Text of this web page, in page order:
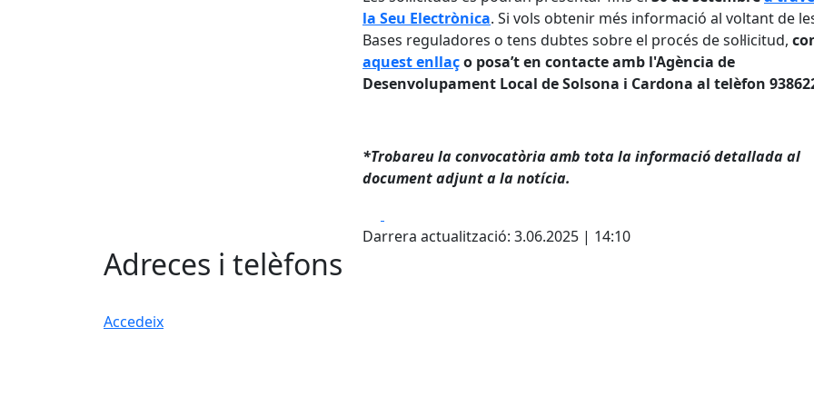
la Seu Electrònica. Si vols obtenir més informació al voltant de
Bases reguladores o tens dubtes sobre el procés de sol·licitud,
aquest enllaço posa’t en contacte amb l'Agència de
Desenvolupament Local de Solsona i Cardona al telèfon
*Trobareu la convocatòria amb tota la informació detallada al
document adjunt a la notícia.
Darrera actualització: 3.06.2025 | 14:10
Adreces i telèfons
Accedeix